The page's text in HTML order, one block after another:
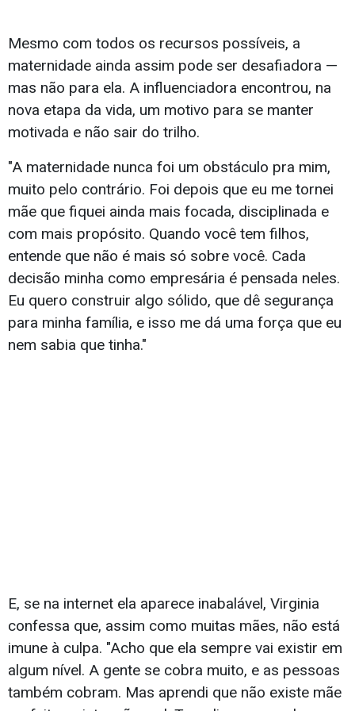
Mesmo com todos os recursos possíveis, a
maternidade ainda assim pode ser desafiadora —
mas não para ela. A influenciadora encontrou, na
nova etapa da vida, um motivo para se manter
motivada e não sair do trilho.
"A maternidade nunca foi um obstáculo pra mim,
muito pelo contrário. Foi depois que eu me tornei
mãe que fiquei ainda mais focada, disciplinada e
com mais propósito. Quando você tem filhos,
entende que não é mais só sobre você. Cada
decisão minha como empresária é pensada neles.
Eu quero construir algo sólido, que dê segurança
para minha família, e isso me dá uma força que eu
nem sabia que tinha."
E, se na internet ela aparece inabalável, Virginia
confessa que, assim como muitas mães, não está
imune à culpa. "Acho que ela sempre vai existir em
algum nível. A gente se cobra muito, e as pessoas
também cobram. Mas aprendi que não existe mãe